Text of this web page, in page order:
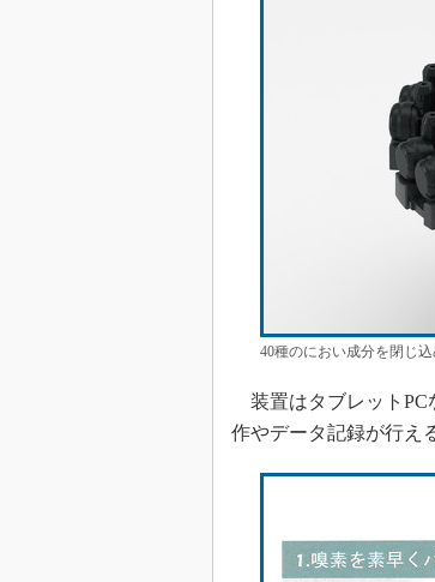
40種のにおい成分を閉じ
装置はタブレットPC
作やデータ記録が行え